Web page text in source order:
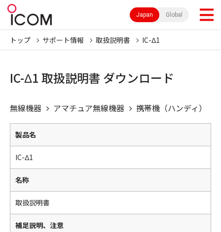
Japan Global
トップ サポート情報 取扱説明書 IC-Δ1
IC-Δ1 取扱説明書 ダウンロード
無線機器 アマチュア無線機器 携帯機（ハンディ）
製品名
IC-Δ1
名称
取扱説明書
補足説明、注意